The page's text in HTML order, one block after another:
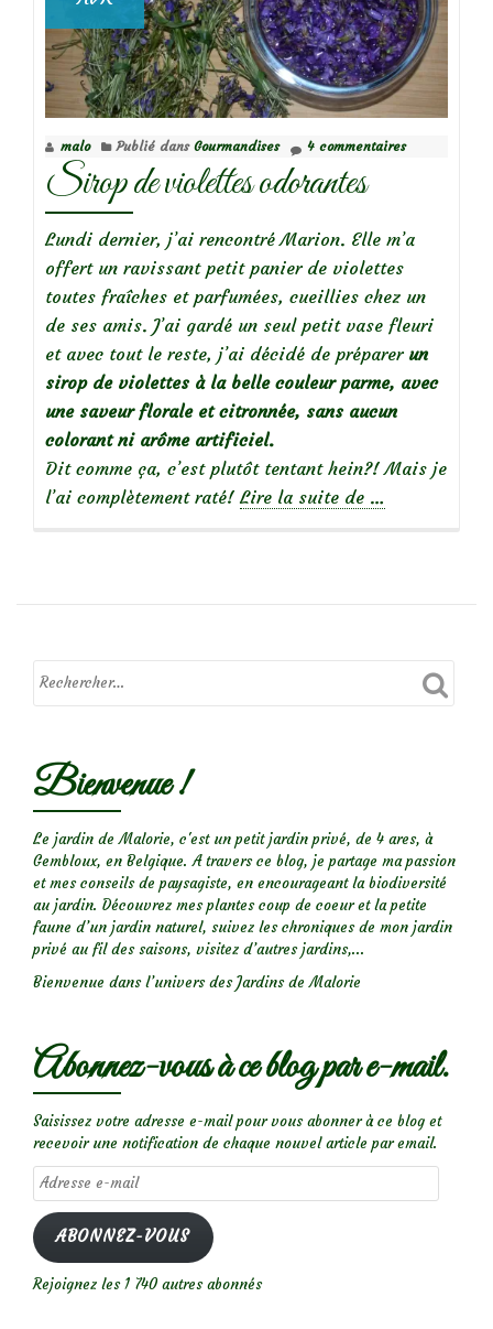
malo Publié dans Gourmandises 4 commentaires
Sirop de violettes odorantes
Lundi dernier, j’ai rencontré Marion. Elle m’a
offert un ravissant petit panier de violettes
toutes fraîches et parfumées, cueillies chez un
de ses amis. J’ai gardé un seul petit vase fleuri
et avec tout le reste, j’ai décidé de préparer un
sirop de violettes à la belle couleur parme, avec
une saveur florale et citronnée, sans aucun
colorant ni arôme artificiel.
Dit comme ça, c’est plutôt tentant hein?! Mais je
l’ai complètement raté! Lire la suite de
violettes
…
Bienvenue !
Le jardin de Malorie, c'est un petit jardin privé, de 4 ares, à
Gembloux, en Belgique. A travers ce blog, je partage ma passion
et mes conseils de paysagiste, en encourageant la biodiversité
au jardin. Découvrez mes plantes coup de coeur et la petite
faune d’un jardin naturel, suivez les chroniques de mon jardin
privé au fil des saisons, visitez d’autres jardins,...
Bienvenue dans l’univers des Jardins de Malorie
Abonnez-vous à ce blog par e-mail.
Saisissez votre adresse e-mail pour vous abonner à ce blog et
recevoir une notification de chaque nouvel article par email.
Adresse
e-
mail
ABONNEZ-VOUS
Rejoignez les 1 740 autres abonnés